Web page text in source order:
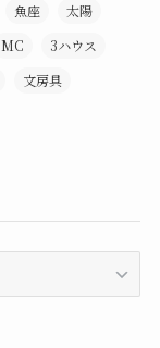
魚座
太陽
MC
3ハウス
文房具